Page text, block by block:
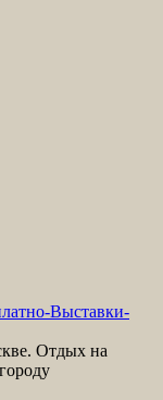
Выставки-
Отдых на